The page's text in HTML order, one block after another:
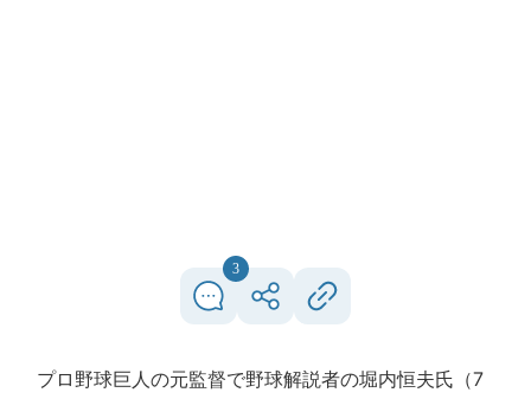
3
プロ野球巨人の元監督で野球解説者の堀内恒夫氏（7